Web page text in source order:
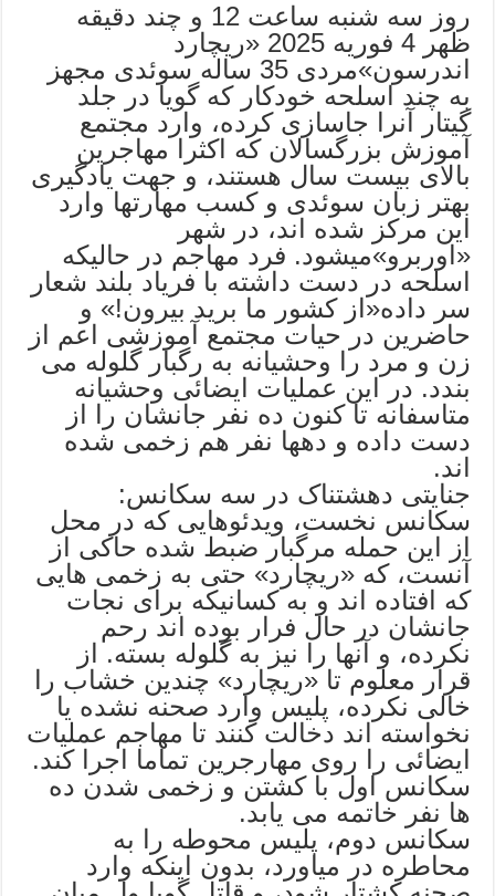
روز سه شنبه ساعت 12 و چند دقیقه
ظهر 4 فوریه 2025 «ریچارد
اندرسون»مردی 35 ساله سوئدی مجهز
به چند اسلحه خودکار که گویا در جلد
گیتار آنرا جاسازی کرده، وارد مجتمع
آموزش بزرگسالان که اکثرا مهاجرین
بالای بیست سال هستند، و جهت یادگیری
بهتر زبان سوئدی و کسب مهارتها وارد
این مرکز شده اند، در شهر
«اوربرو»میشود. فرد مهاجم در حالیکه
اسلحه در دست داشته با فریاد بلند شعار
سر داده«از کشور ما برید بیرون!» و
حاضرین در حیات مجتمع آموزشی اعم از
زن و مرد را وحشیانه به رگبار گلوله می
بندد. در این عملیات ایضائی وحشیانه
متاسفانه تا کنون ده نفر جانشان را از
دست داده و دهها نفر هم زخمی شده
اند.
جنایتی دهشتناک در سه سکانس:
سکانس نخست، ویدئوهایی که در محل
از این حمله مرگبار ضبط شده حاکی از
آنست، که «ریچارد» حتی به زخمی هایی
که افتاده اند و به کسانیکه برای نجات
جانشان در حال فرار بوده اند رحم
نکرده، و آنها را نیز به گلوله بسته. از
قرار معلوم تا «ریچارد» چندین خشاب را
خالی نکرده، پلیس وارد صحنه نشده یا
نخواسته اند دخالت کنند تا مهاجم عملیات
ایضائی را روی مهارجرین تماما اجرا کند.
سکانس اول با کشتن و زخمی شدن ده
ها نفر خاتمه می یابد.
سکانس دوم، پلیس محوطه را به
محاطره در میاورد، بدون اینکه وارد